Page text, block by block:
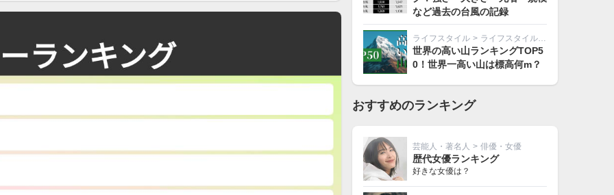
など過去の台風の記録
ライフスタイル > ライフスタイルその他
世界の高い山ランキングTOP5
0！世界一高い山は標高何m？
おすすめのランキング
芸能人・著名人 > 俳優・女優
歴代女優ランキング
好きな女優は？